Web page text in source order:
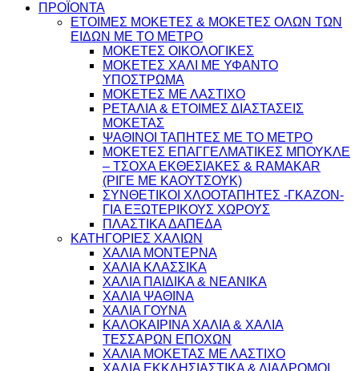
ΠΡΟΪΟΝΤΑ
ΕΤΟΙΜΕΣ ΜΟΚΕΤΕΣ & ΜΟΚΕΤΕΣ ΟΛΩΝ ΤΩΝ
ΕΙΔΩΝ ME TO ΜΕΤΡΟ
ΜΟΚΕΤΕΣ ΟΙΚΟΛΟΓΙΚΕΣ
ΜΟΚΕΤΕΣ ΧΑΛΙ ΜΕ ΥΦΑΝΤΟ
ΥΠΟΣΤΡΩΜΑ
ΜΟΚΕΤΕΣ ΜΕ ΛΑΣΤΙΧΟ
ΡΕΤΑΛΙΑ & ΕΤΟΙΜΕΣ ΔΙΑΣΤΑΣΕΙΣ
ΜΟΚΕΤΑΣ
ΨΑΘINΟΙ ΤΑΠΗΤΕΣ ΜΕ ΤΟ ΜΕΤΡΟ
ΜΟΚΕΤΕΣ ΕΠΑΓΓΕΛΜΑΤΙΚΕΣ ΜΠΟΥΚΛΕ
– ΤΣΟΧΑ ΕΚΘΕΣΙΑΚΕΣ & RAMAKAR
(ΡΙΓΕ ΜΕ ΚΑΟΥΤΣΟΥΚ)
ΣΥΝΘΕΤΙΚΟΙ ΧΛΟΟΤΑΠΗΤΕΣ -ΓΚΑΖΟΝ-
ΓΙΑ ΕΞΩΤΕΡΙΚΟΥΣ ΧΩΡΟΥΣ
ΠΛΑΣΤΙΚΑ ΔΑΠΕΔΑ
ΚΑΤΗΓΟΡΙΕΣ ΧΑΛΙΩΝ
ΧΑΛΙΑ ΜΟΝΤΕΡΝΑ
ΧΑΛΙΑ ΚΛΑΣΣΙΚΑ
ΧΑΛΙΑ ΠΑΙΔΙΚΑ & ΝΕΑΝΙΚΑ
ΧΑΛΙΑ ΨΑΘΙΝΑ
ΧΑΛΙΑ ΓΟΥΝΑ
ΚΑΛΟΚΑΙΡΙΝΑ ΧΑΛΙΑ & ΧΑΛΙΑ
ΤΕΣΣΑΡΩΝ ΕΠΟΧΩΝ
ΧΑΛΙΑ ΜΟΚΕΤΑΣ ΜΕ ΛΑΣΤΙΧΟ